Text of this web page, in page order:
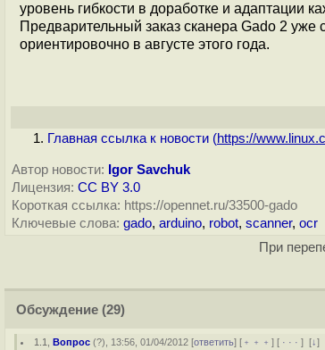
уровень гибкости в доработке и адаптации
Предварительный заказ сканера Gado 2 уже
ориентировочно в августе этого года.
Главная ссылка к новости (https://
Автор новости: Igor Savchuk
Лицензия: CC BY 3.0
Короткая ссылка: https://opennet.ru/33500-gado
Ключевые слова: gado, arduino, robot, scanner, ocr
При
Обсуждение (29)
1.1 ,Вопрос (?), 13:56, 01/04/2012 [ответить] [ ﹢﹢﹢] [ · · ·][↓]